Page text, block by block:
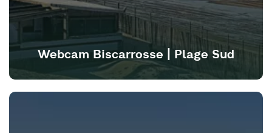
Webcam Biscarrosse | Plage Sud